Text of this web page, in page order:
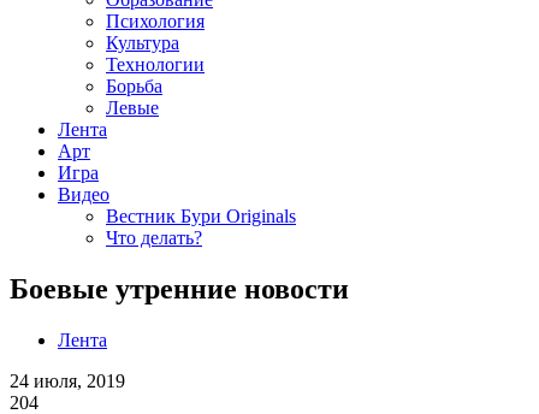
Психология
Культура
Технологии
Борьба
Левые
Лента
Арт
Игра
Видео
Вестник Бури Originals
Что делать?
Боевые утренние новости
Лента
24 июля, 2019
204